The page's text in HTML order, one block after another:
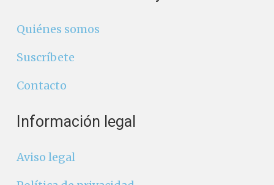
Quiénes somos
Suscríbete
Contacto
Información legal
Aviso legal